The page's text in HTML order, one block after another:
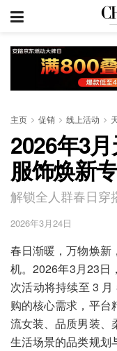
主页 促销 线上活动
2026年3
服饰焕新
解锁全人群春日穿
2026年3月24日
春日渐暖，万物焕新
机。2026年3月23日
次活动将持续至 3
购的核心需求，平台
流女装、品质男装、
生活场景的品类规划